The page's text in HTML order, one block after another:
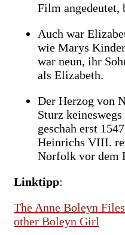
Film angedeutet,
Auch war
wie Marys
war neun, ihr
als Elizabeth.
Der Herzog von
Sturz
geschah erst
Heinrichs VIII.
Norfolk vor dem
Linktipp:
The Anne Boleyn
other Boleyn Girl